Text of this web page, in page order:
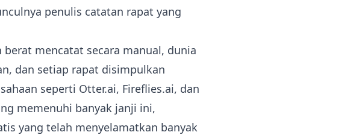
penulis catatan rapat yang
mencatat secara manual, dunia
dan setiap rapat disimpulkan
seperti Otter.ai, Fireflies.ai, dan
memenuhi banyak janji ini,
yang telah menyelamatkan banyak